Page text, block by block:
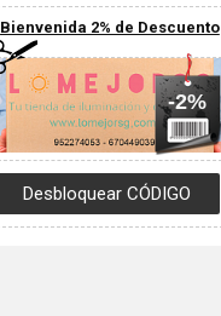
Bienvenida 2% de Descuento
-2%